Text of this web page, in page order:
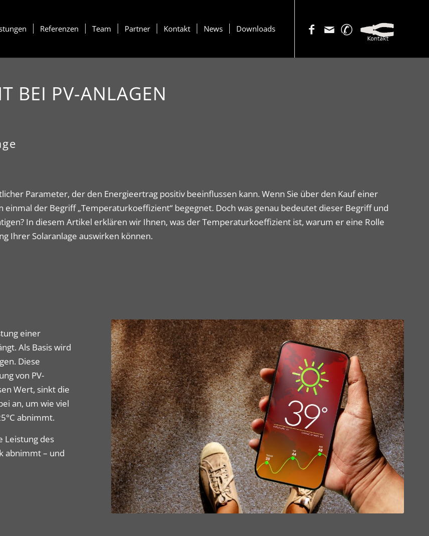
Referenzen Team Partner Kontakt News Downloads
BEI PV-ANLAGEN
Parameter, der den Energieertrag positiv beeinflussen kann. Wenn Sie über den Kauf einer
der Begriff „Temperaturkoeffizient“ begegnet. Doch was genau bedeutet dieser Begriff und
In diesem Artikel erklären wir Ihnen, was der Temperaturkoeffizient ist, warum er eine Rolle
Ihrer Solaranlage auswirken können.
einer
Als Basis wird
Diese
von PV-
Wert, sinkt die
an, um wie viel
abnimmt.
Leistung des
abnimmt – und